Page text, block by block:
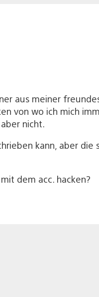
aus meiner
von wo ich mich
nicht.
kann, aber die
dem acc. hacken?